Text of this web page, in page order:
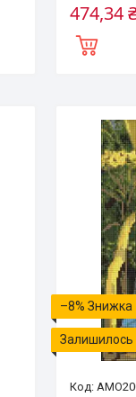
474,34
–8%
Залишилось